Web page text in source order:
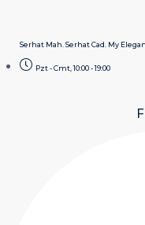
Serhat Mah. Serhat Cad. My
Pzt - Cmt, 10:00 - 19:00